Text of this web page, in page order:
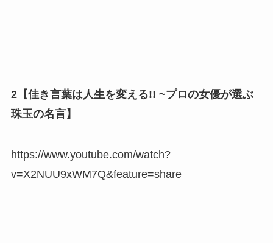
2【佳き言葉は人生を変える!! ~プロの女優が選ぶ
珠玉の名言】
https://www.youtube.com/watch?
v=X2NUU9xWM7Q&feature=share